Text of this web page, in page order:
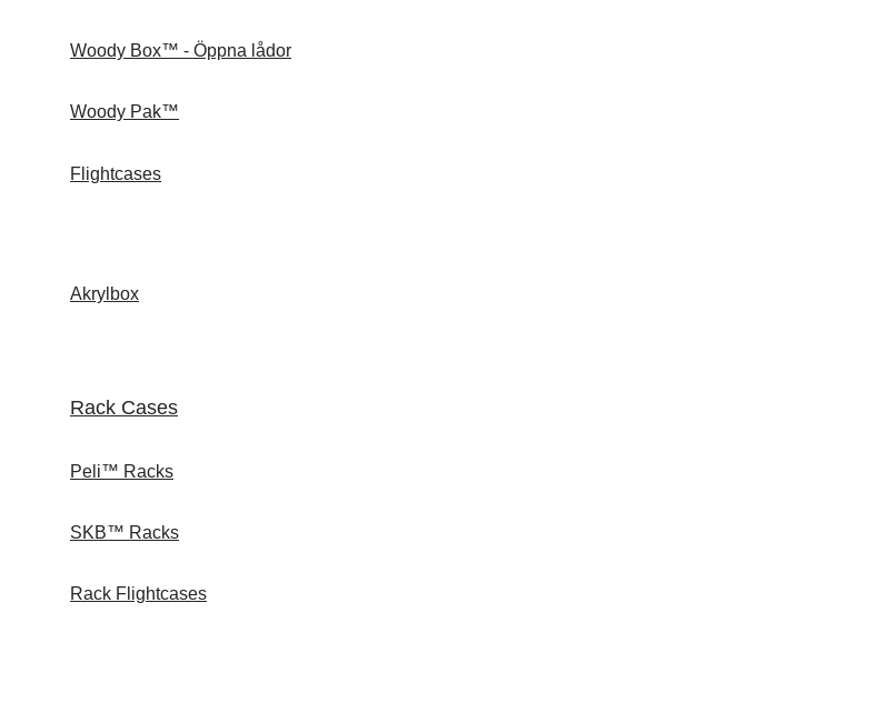
Woody Box™ - Öppna lådor
Woody Pak™
Flightcases
Akrylbox
Rack Cases
Peli™ Racks
SKB™ Racks
Rack Flightcases